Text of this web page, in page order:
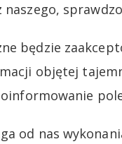
będzie
objętej
od nas